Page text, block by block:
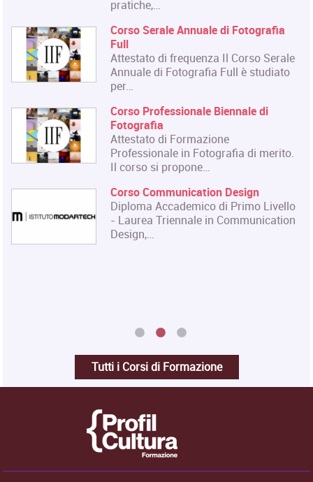
Materiale Cartaceo
La Qualifica formata dal corso è
quella di Tecnico del Restauro di Beni
Culturali…
Eventi dell'Arte e dello Spettacolo
Il Master rilascia un Diploma in
Organizzazione degli Eventi dell'Arte
e dello…
Master in Gestione e Innovazione
delle Attività Museali
Il Master in Gestione e Innovazione
delle Attività Museali rilascia un
Diploma in…
Tutti i Corsi di Formazione